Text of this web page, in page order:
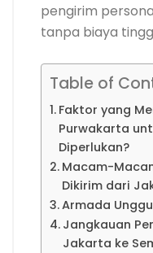
pengirim
tanpa biaya
Table of
Faktor yang
Purwakarta
Diperlukan?
Macam-
Dikirim dari
Armada
Jangkauan
Jakarta ke